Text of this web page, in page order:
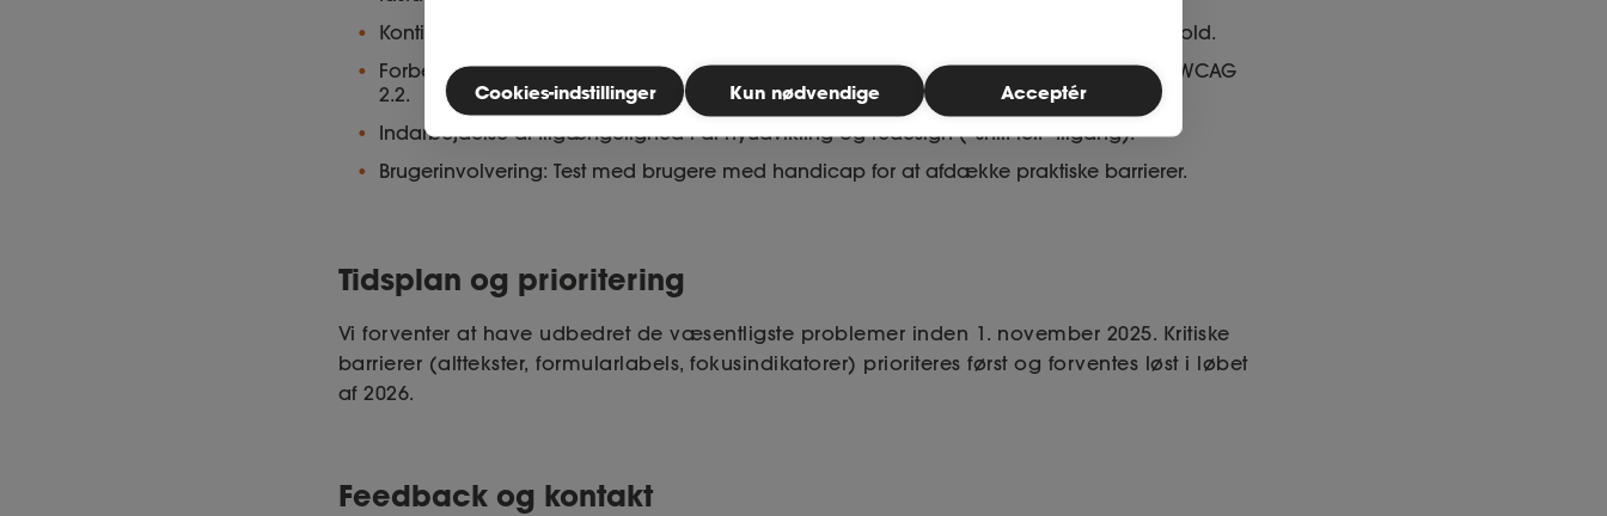
Kontinuerlig uddannelse af webteamet i tilgængelighed og intern tjekliste for nyt indhold.
Forbedring af fokusmarkeringer, målstørrelser og kontraster i overensstemmelse med WCAG
2.2.
Indarbejdelse af tilgængelighed i al nyudvikling og redesign (”shift left”-tilgang).
Brugerinvolvering: Test med brugere med handicap for at afdække praktiske barrierer.
Tidsplan og prioritering
Vi forventer at have udbedret de væsentligste problemer inden 1. november 2025. Kritiske
barrierer (alttekster, formularlabels, fokusindikatorer) prioriteres først og forventes løst i løbet
af 2026.
Feedback og kontakt
Cookies-indstillinger Kun nødvendige Acceptér